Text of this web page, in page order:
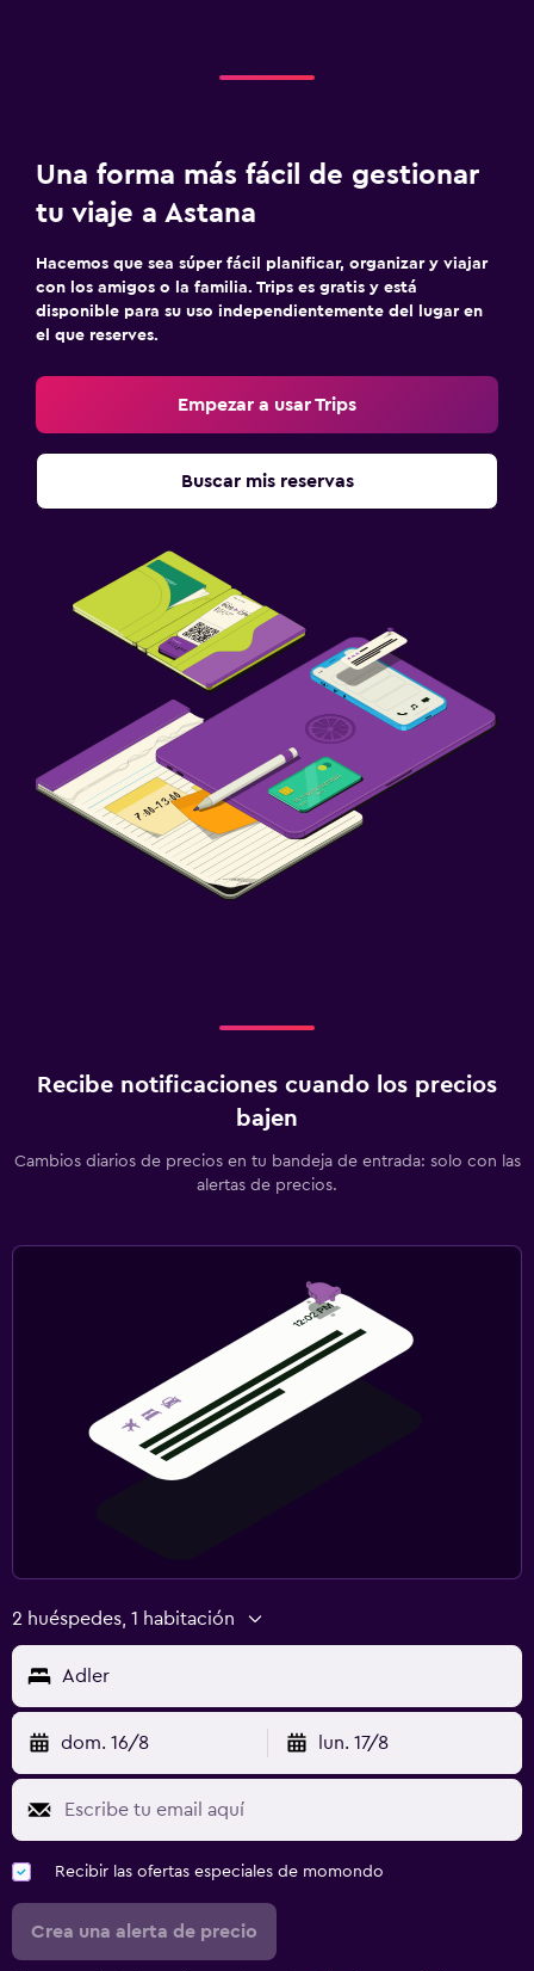
Una forma más fácil de gestionar
tu viaje a Astana
Hacemos que sea súper fácil planificar, organizar y viajar
con los amigos o la familia. Trips es gratis y está
disponible para su uso independientemente del lugar en
el que reserves.
Empezar a usar Trips
Buscar mis reservas
Recibe notificaciones cuando los precios
bajen
Cambios diarios de precios en tu bandeja de entrada: solo con las
alertas de precios.
2 huéspedes, 1 habitación
Adler
dom. 16/8 lun. 17/8
Recibir las ofertas especiales de momondo
Crea una alerta de precio